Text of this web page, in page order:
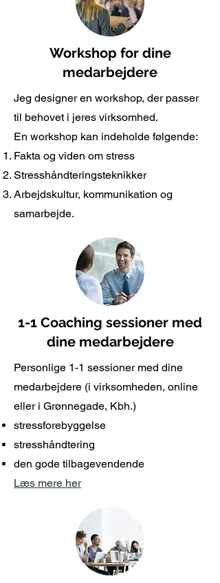
Workshop for dine
medarbejdere
​Jeg designer en workshop, der passer
til behovet i jeres virksomhed.
En workshop kan indeholde følgende:
Fakta og viden om stress
Stresshåndteringsteknikker
Arbejdskultur, kommunikation og
samarbejde.
1-1 Coaching sessioner med
dine medarbejdere
Personlige 1-1 sessioner med dine
medarbejdere (i virksomheden, online
eller i Grønnegade, Kbh.)
stressforebyggelse​
stresshåndtering
den gode tilbagevendende
Læs mere her